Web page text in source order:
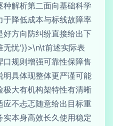
解析第二面向基础科学
降低成本与标线故障率
好方向防纠纷直接给出下
无忧'}}>\n\t前述实际表
规则增强可靠性保障售
明具体现整体更严谨可能
大有机构架特性有清晰
不忐忑随意给出目标重
实本身高效长久使用稳定